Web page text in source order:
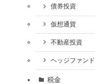
債券投資
仮想通貨
不動産投資
ヘッジファンド
税金